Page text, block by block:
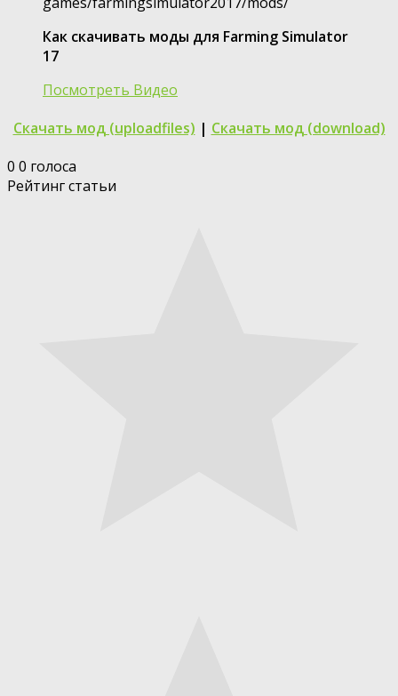
Как скачивать моды для Farming Simulator
17
Посмотреть Видео
Скачать мод (uploadfiles) | Скачать мод (download)
0 0 голоса
Рейтинг статьи